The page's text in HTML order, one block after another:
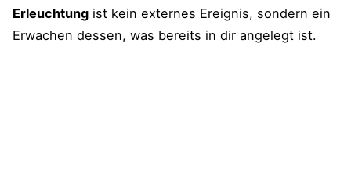
Erleuchtung ist kein externes Ereignis, sondern ein
Erwachen dessen, was bereits in dir angelegt ist.